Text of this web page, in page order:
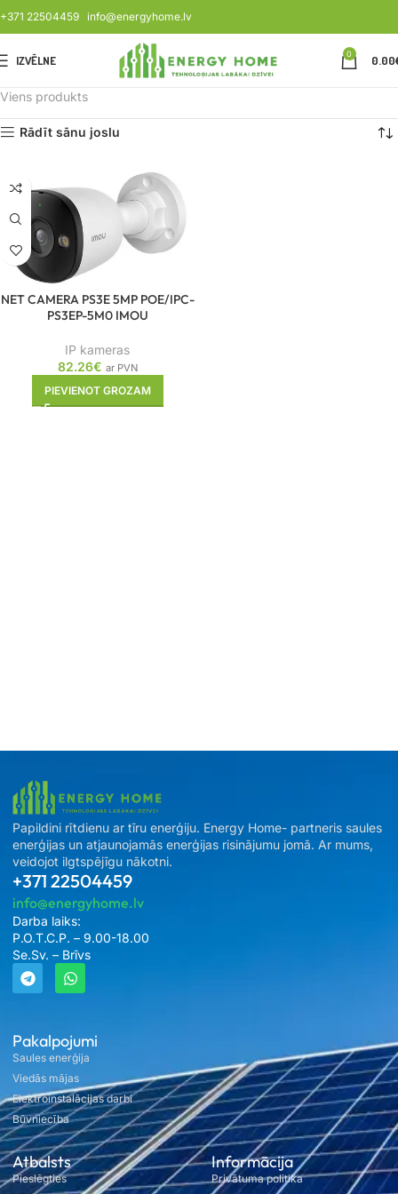
+371 22504459 info@energyhome.lv
IZVĒLNE 0 0.00
Viens produkts
Rādīt sānu joslu
NET CAMERA PS3E 5MP POE/IPC-
PS3EP-5M0 IMOU
IP kameras
82.26€ ar PVN
PIEVIENOT GROZAM
Pakalpojumi
Saules enerģija
Viedās mājas
Elektroinstalācijas darbi
Būvniecība
Atbalsts
Pieslēgties
Informācija
Privātuma politika
Papildini rītdienu ar tīru enerģiju. Energy Home- partneris saules
enerģijas un atjaunojamās enerģijas risinājumu jomā. Ar mums,
veidojot ilgtspējīgu nākotni.
+371 22504459
info@energyhome.lv
Darba laiks:
P.O.T.C.P. – 9.00-18.00
Se.Sv. – Brīvs